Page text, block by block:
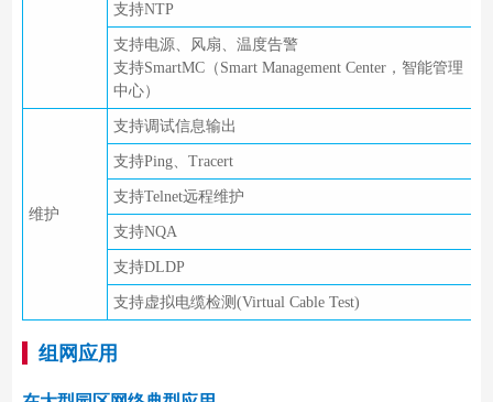
支持NTP
支持电源、风扇、温度告警
支持SmartMC（Smart Management Center，智能管理
中心）
维护
支持调试信息输出
支持Ping、Tracert
支持Telnet远程维护
支持NQA
支持DLDP
支持虚拟电缆检测(Virtual Cable Test)
组网应用